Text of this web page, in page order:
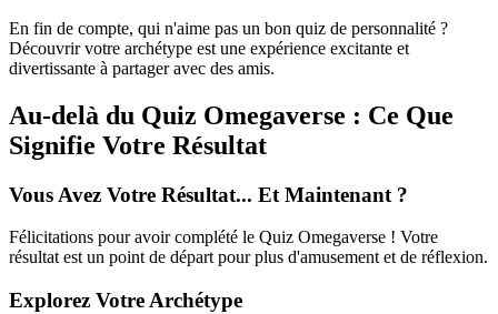
En fin de compte, qui n'aime pas un bon quiz de personnalité ?
Découvrir votre archétype est une expérience excitante et
divertissante à partager avec des amis.
Au-delà du Quiz Omegaverse : Ce Que
Signifie Votre Résultat
Vous Avez Votre Résultat... Et Maintenant ?
Félicitations pour avoir complété le Quiz Omegaverse ! Votre
résultat est un point de départ pour plus d'amusement et de réflexion.
Explorez Votre Archétype